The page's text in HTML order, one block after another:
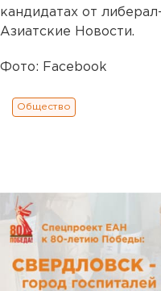
кандидатах от
Азиатские Новости.
Фото: Facebook
Общество